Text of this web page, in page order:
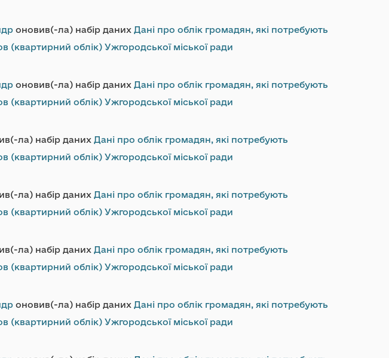
оновив(-ла) набір даних Дані про облік громадян, які потребують
(квартирний облік) Ужгородської міської ради
оновив(-ла) набір даних Дані про облік громадян, які потребують
(квартирний облік) Ужгородської міської ради
ла) набір даних Дані про облік громадян, які потребують
(квартирний облік) Ужгородської міської ради
ла) набір даних Дані про облік громадян, які потребують
(квартирний облік) Ужгородської міської ради
ла) набір даних Дані про облік громадян, які потребують
(квартирний облік) Ужгородської міської ради
оновив(-ла) набір даних Дані про облік громадян, які потребують
(квартирний облік) Ужгородської міської ради